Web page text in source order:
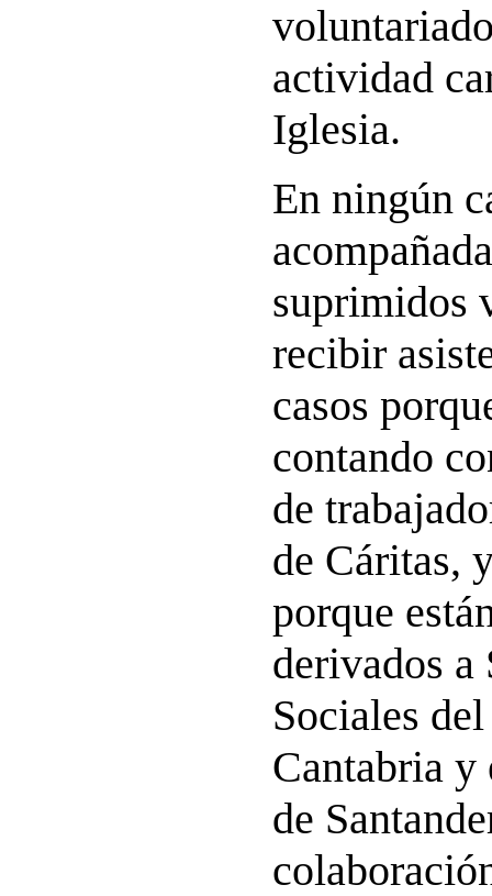
actividad
Iglesia.
En ningún
suprimidos
recibir
casos
contando
de
de Cáritas,
porque
derivados a
Sociales
Cantabria y
de